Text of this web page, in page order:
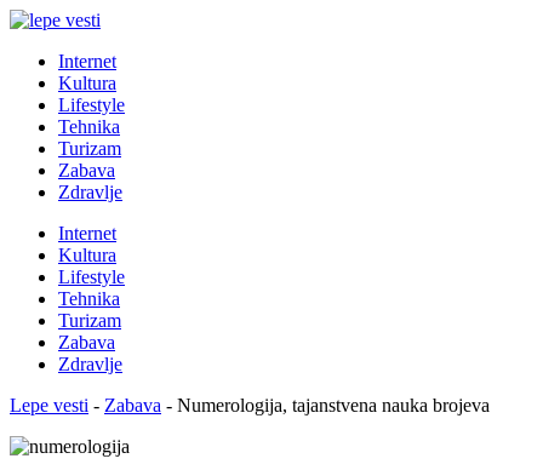
Internet
Kultura
Lifestyle
Tehnika
Turizam
Zabava
Zdravlje
Internet
Kultura
Lifestyle
Tehnika
Turizam
Zabava
Zdravlje
Lepe vesti - Zabava - Numerologija, tajanstvena nauka brojeva